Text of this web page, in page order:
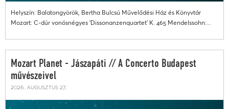
Helyszín: Balatongyörök, Bertha Bulcsú Művelődési Ház és Könyvtár
Mozart: C-dúr vonósnégyes 'Dissonanzenquartet' K. 465 Mendelssohn:...
Mozart Planet - Jászapáti // A Concerto Budapest
művészeivel
2026. augusztus 27.